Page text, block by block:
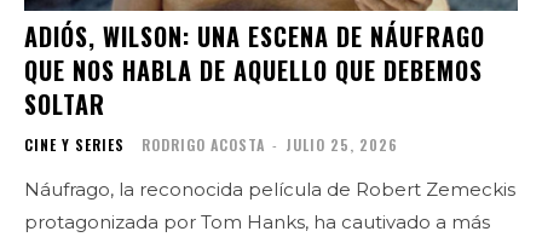
ADIÓS, WILSON: UNA ESCENA DE NÁUFRAGO
QUE NOS HABLA DE AQUELLO QUE DEBEMOS
SOLTAR
CINE Y SERIES RODRIGO ACOSTA - JULIO 25, 2026
Náufrago, la reconocida película de Robert Zemeckis
protagonizada por Tom Hanks, ha cautivado a más